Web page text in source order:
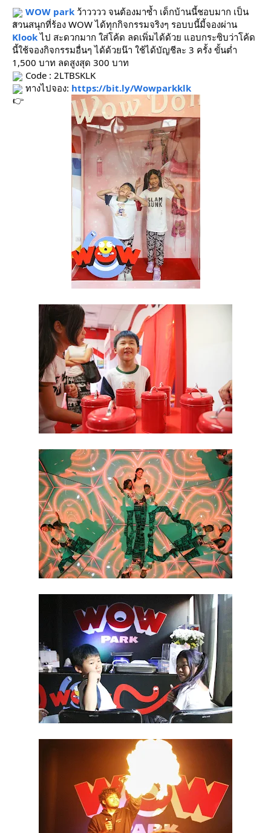
WOW park ว้าวววว จนต้องมาซ้ำ เด็กบ้านนี้ชอบมาก เป็น
สวนสนุกที่ร้อง WOW ได้ทุกกิจกรรมจริงๆ รอบบนี้มี้จองผ่าน
Klook ไป สะดวกมาก ใส่โค้ด ลดเพิ่มได้ด้วย แอบกระซิบว่าโค้ด
นี้ใช้จองกิจกรรมอื่นๆ ได้ด้วยน๊า ใช้ได้บัญชีละ 3 ครั้ง ขั้นต่ำ
1,500 บาท ลดสูงสุด 300 บาท
Code : 2LTBSKLK
ทางไปจอง: https://bit.ly/Wowparkklk